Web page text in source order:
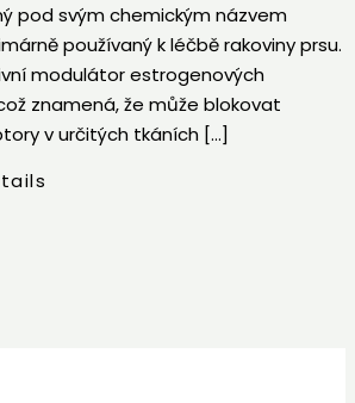
pod svým chemickým názvem
používaný k léčbě rakoviny prsu.
modulátor estrogenových
znamená, že může blokovat
v určitých tkáních […]